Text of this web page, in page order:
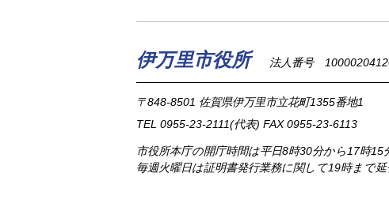
伊万里市役所 法人番号
〒848-8501 佐賀県伊万里市立花町1355番地1
TEL 0955-23-2111(代表) FAX 0955-23-6113
市役所本庁の開庁時間は平日8時30分から17時15
毎週火曜日は証明書発行業務に関して19時まで